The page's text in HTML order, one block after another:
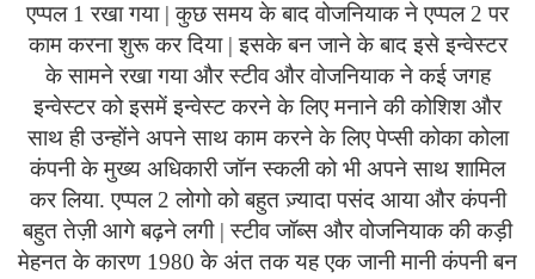
एप्पल 1 रखा गया | कुछ समय के बाद वोजनियाक ने एप्पल 2 पर
काम करना शुरू कर दिया | इसके बन जाने के बाद इसे इन्वेस्टर
के सामने रखा गया और स्टीव और वोजनियाक ने कई जगह
इन्वेस्टर को इसमें इन्वेस्ट करने के लिए मनाने की कोशिश और
साथ ही उन्होंने अपने साथ काम करने के लिए पेप्सी कोका कोला
कंपनी के मुख्य अधिकारी जॉन स्कली को भी अपने साथ शामिल
कर लिया. एप्पल 2 लोगो को बहुत ज़्यादा पसंद आया और कंपनी
बहुत तेज़ी आगे बढ़ने लगी | स्टीव जॉब्स और वोजनियाक की कड़ी
मेहनत के कारण 1980 के अंत तक यह एक जानी मानी कंपनी बन